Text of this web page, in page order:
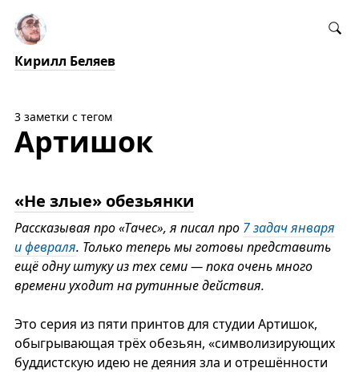
Кирилл Беляев
3 заметки с тегом
Артишок
«Не злые» обезьянки
Рассказывая про «Тачес», я писал про 7 задач января
и февраля. Только теперь мы готовы представить
ещё одну штуку из тех семи — пока очень много
времени уходит на рутинные действия.
Это серия из пяти принтов для студии Артишок,
обыгрывающая трёх обезьян, «символизирующих
буддистскую идею не деяния зла и отрешённости